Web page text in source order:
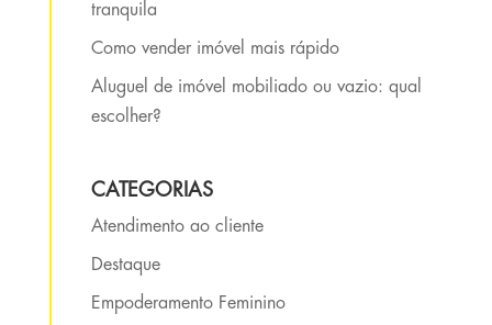
tranquila
Como vender imóvel mais rápido
Aluguel de imóvel mobiliado ou vazio: qual
escolher?
CATEGORIAS
Atendimento ao cliente
Destaque
Empoderamento Feminino